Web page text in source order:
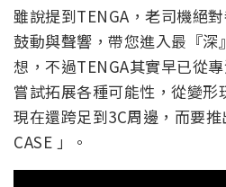
雖說提到TENGA，老司機絕
鼓動與聲響，帶您進入最『深
想，不過TENGA其實早已從
嘗試拓展各種可能性，從變形
現在還跨足到3C周邊，而要
CASE 」。